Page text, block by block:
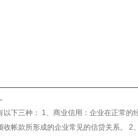
下三种： 1、商业信用：企业在正常的
帐款所形成的企业常见的信贷关系。 2